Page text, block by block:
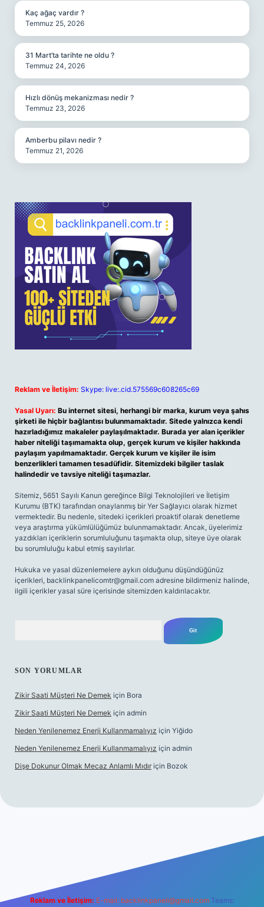
Kaç ağaç vardır ?
Temmuz 25, 2026
31 Mart’ta tarihte ne oldu ?
Temmuz 24, 2026
Hızlı dönüş mekanizması nedir ?
Temmuz 23, 2026
Amberbu pilavı nedir ?
Temmuz 21, 2026
Reklam ve İletişim: Skype: live:.cid.575569c608265c69
Yasal Uyarı: Bu internet sitesi, herhangi bir marka, kurum veya şahıs
şirketi ile hiçbir bağlantısı bulunmamaktadır. Sitede yalnızca kendi
hazırladığımız makaleler paylaşılmaktadır. Burada yer alan içerikler
haber niteliği taşımamakta olup, gerçek kurum ve kişiler hakkında
paylaşım yapılmamaktadır. Gerçek kurum ve kişiler ile isim
benzerlikleri tamamen tesadüfidir. Sitemizdeki bilgiler taslak
halindedir ve tavsiye niteliği taşımazlar.
Sitemiz, 5651 Sayılı Kanun gereğince Bilgi Teknolojileri ve İletişim
Kurumu (BTK) tarafından onaylanmış bir Yer Sağlayıcı olarak hizmet
vermektedir. Bu nedenle, sitedeki içerikleri proaktif olarak denetleme
veya araştırma yükümlülüğümüz bulunmamaktadır. Ancak, üyelerimiz
yazdıkları içeriklerin sorumluluğunu taşımakta olup, siteye üye olarak
bu sorumluluğu kabul etmiş sayılırlar.
Hukuka ve yasal düzenlemelere aykırı olduğunu düşündüğünüz
içerikleri, backlinkpanelicomtr@gmail.com adresine bildirmeniz halinde,
ilgili içerikler yasal süre içerisinde sitemizden kaldırılacaktır.
SON YORUMLAR
Zikir Saati Müşteri Ne Demek için Bora
Zikir Saati Müşteri Ne Demek için admin
Neden Yenilenemez Enerji Kullanmamalıyız için Yiğido
Neden Yenilenemez Enerji Kullanmamalıyız için admin
Dişe Dokunur Olmak Mecaz Anlamlı Mıdır için Bozok
Reklam ve İletişim: E-mail: backlinkpaneli@gmail.com Teams: